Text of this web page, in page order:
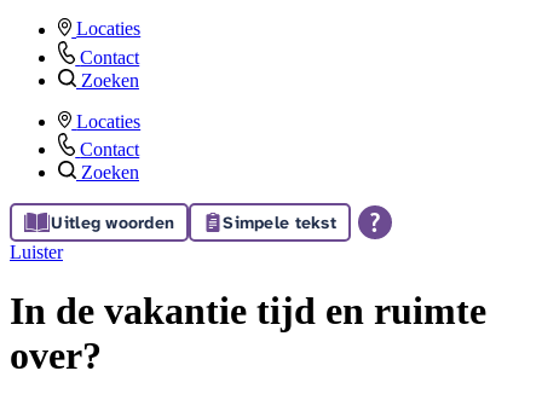
Locaties
Contact
Zoeken
Locaties
Contact
Zoeken
Uitleg woorden Simpele tekst
Luister
In de vakantie tijd en ruimte
over?